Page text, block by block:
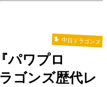
中日ドラゴンズ
パワプロ
ゴンズ歴代レ